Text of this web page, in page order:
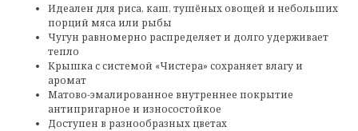
Идеален для риса, каш, тушёных овощей и небольших
порций мяса или рыбы
Чугун равномерно распределяет и долго удерживает
тепло
Крышка с системой «Чистера» сохраняет влагу и
аромат
Матово-эмалированное внутреннее покрытие
антипригарное и износостойкое
Доступен в разнообразных цветах